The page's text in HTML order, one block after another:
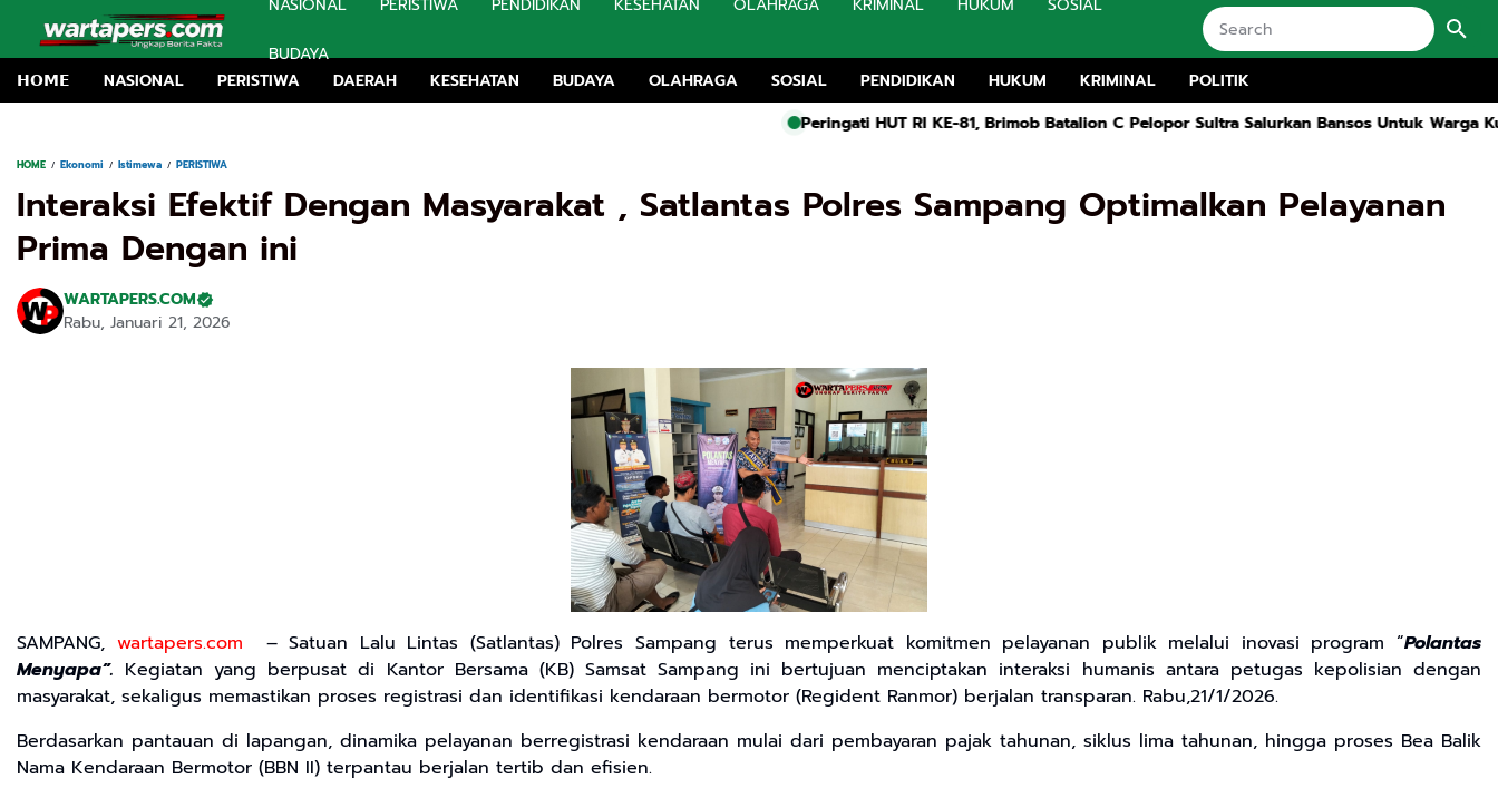
BUDAYA
𝗛𝗢𝗠𝗘
NASIONAL PERISTIWA DAERAH KESEHATAN BUDAYA OLAHRAGA SOSIAL PENDIDIKAN HUKUM KRIMINAL
POLITIK
Peringati HUT RI KE-81, Brimob Batalion C Pelopor Sultra Salurkan Bansos Untuk Warga Kurang Mampu Di
HOME Ekonomi Istimewa PERISTIWA
Interaksi Efektif Dengan Masyarakat , Satlantas Polres Sampang Optimalkan Pelayanan
Prima Dengan ini
WARTAPERS.COM
Rabu, Januari 21, 2026
​SAMPANG, wartapers.com – Satuan Lalu Lintas (Satlantas) Polres Sampang terus memperkuat komitmen pelayanan publik melalui inovasi program “Polantas
Menyapa”. Kegiatan yang berpusat di Kantor Bersama (KB) Samsat Sampang ini bertujuan menciptakan interaksi humanis antara petugas kepolisian dengan
masyarakat, sekaligus memastikan proses registrasi dan identifikasi kendaraan bermotor (Regident Ranmor) berjalan transparan. Rabu,21/1/2026.
​Berdasarkan pantauan di lapangan, dinamika pelayanan berregistrasi kendaraan mulai dari pembayaran pajak tahunan, siklus lima tahunan, hingga proses Bea Balik
Nama Kendaraan Bermotor (BBN II) terpantau berjalan tertib dan efisien.